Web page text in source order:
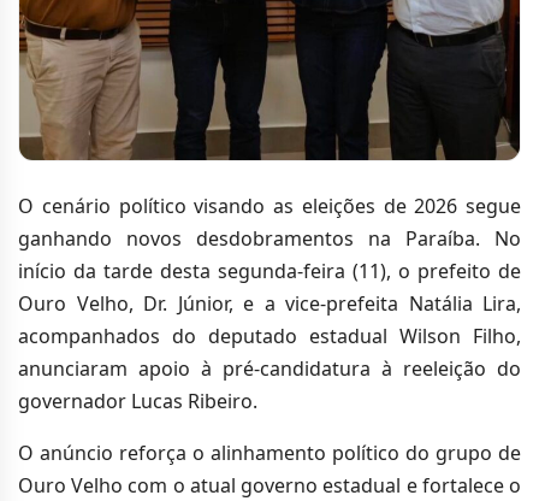
O cenário político visando as eleições de 2026 segue
ganhando novos desdobramentos na Paraíba. No
início da tarde desta segunda-feira (11), o prefeito de
Ouro Velho, Dr. Júnior, e a vice-prefeita Natália Lira,
acompanhados do deputado estadual Wilson Filho,
anunciaram apoio à pré-candidatura à reeleição do
governador Lucas Ribeiro.
O anúncio reforça o alinhamento político do grupo de
Ouro Velho com o atual governo estadual e fortalece o